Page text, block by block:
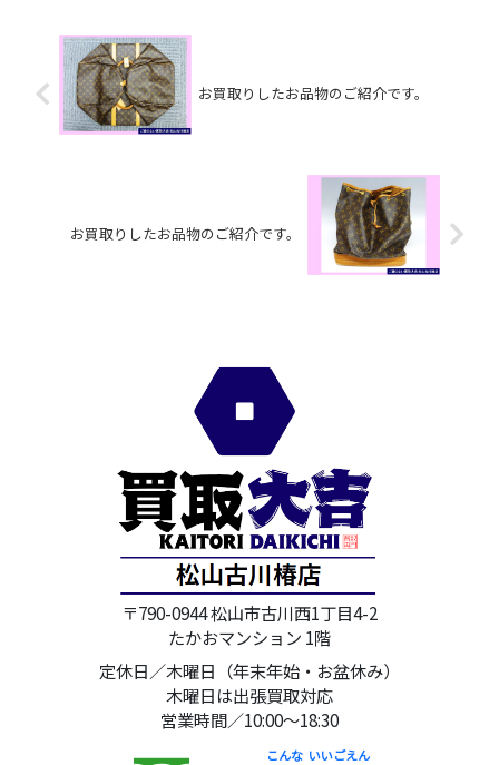
お買取りしたお品物のご紹介です。
お買取りしたお品物のご紹介です。
〒790-0944 松山市古川西1丁目4-2
たかおマンション 1階
定休日／木曜日（年末年始・お盆休み）
木曜日は出張買取対応
営業時間／10:00～18:30